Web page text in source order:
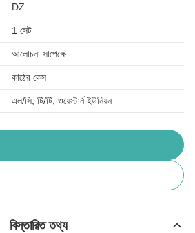
DZ
1 সেট
আলোচনা সাপেক্ষে
কাঠের কেস
এল/সি, টি/টি, ওয়েস্টার্ন ইউনিয়ন
বিস্তারিত তথ্য